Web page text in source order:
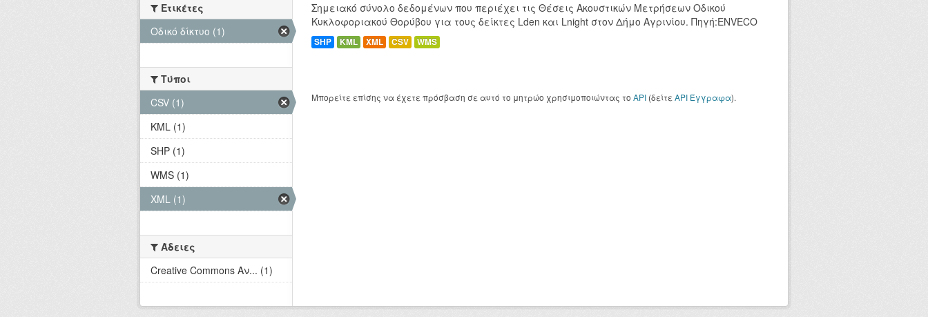
Σημειακό σύνολο δεδομένων που περιέχει τις Θέσεις Ακουστικών Μετρήσεων Οδικού
Κυκλοφοριακού Θορύβου για τους δείκτες Lden και Lnight στον Δήμο Αγρινίου. Πηγή:ENVECO
SHP KML XML CSV WMS
Μπορείτε επίσης να έχετε πρόσβαση σε αυτό το μητρώο χρησιμοποιώντας το API (δείτε API Έγγραφα).
Ετικέτες
Οδικό δίκτυο (1)
Τύποι
CSV (1)
KML (1)
SHP (1)
WMS (1)
XML (1)
Άδειες
Creative Commons Αν... (1)